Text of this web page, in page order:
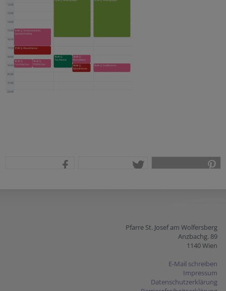
Pfarre St. Josef am Wolfersberg
Anzbachg. 89
1140 Wien
E-Mail schreiben
Impressum
Datenschutzerklärung